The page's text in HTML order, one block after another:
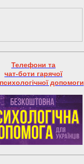
Телефони та
чат-боти гарячої
психологічної допомоги